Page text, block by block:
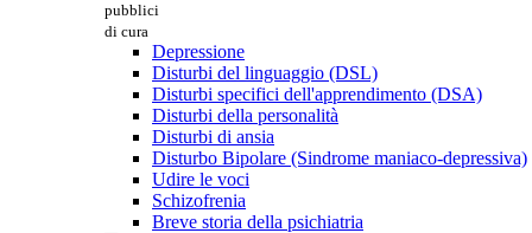
pubblici
di cura
Depressione
Disturbi del linguaggio (DSL)
Disturbi specifici dell'apprendimento (DSA)
Disturbi della personalità
Disturbi di ansia
Disturbo Bipolare (Sindrome maniaco-depressiva)
Udire le voci
Schizofrenia
Breve storia della psichiatria